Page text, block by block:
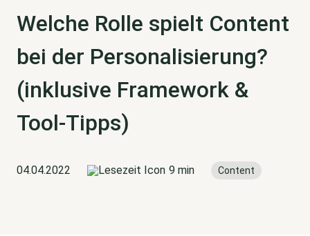
Welche Rolle spielt Content
bei der Personalisierung?
(inklusive Framework &
Tool-Tipps)
04.04.2022 9 min Content